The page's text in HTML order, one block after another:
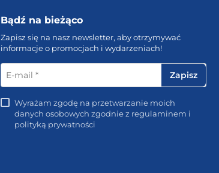
Bądź na bieżąco
Zapisz się na nasz newsletter, aby otrzymywać
informacje o promocjach i wydarzeniach!
E-
mail
Wyrażam zgodę na przetwarzanie moich
danych osobowych zgodnie z regulaminem i
polityką prywatności